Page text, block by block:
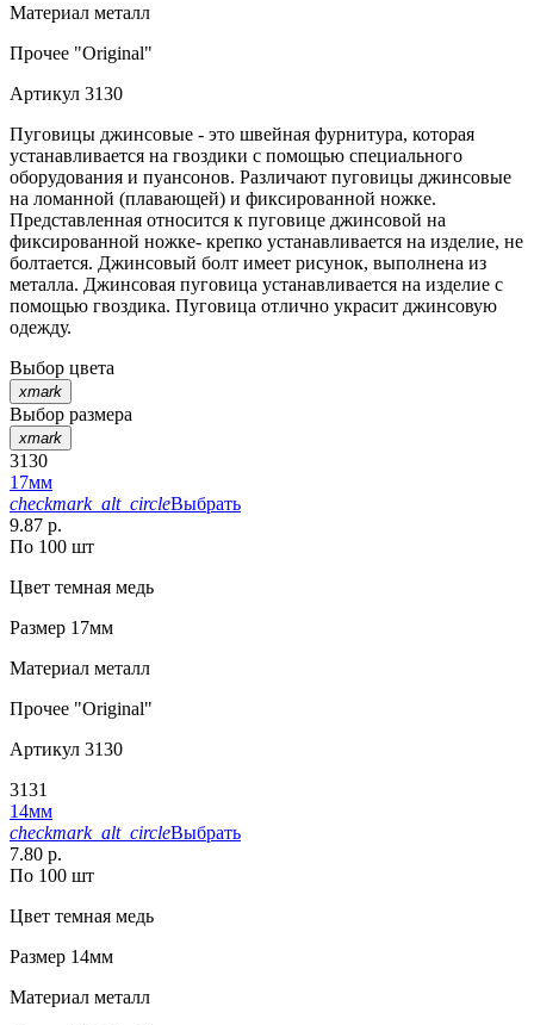
Материал металл
Прочее "Original"
Артикул 3130
Пуговицы джинсовые - это швейная фурнитура, которая
устанавливается на гвоздики с помощью специального
оборудования и пуансонов. Различают пуговицы джинсовые
на ломанной (плавающей) и фиксированной ножке.
Представленная относится к пуговице джинсовой на
фиксированной ножке- крепко устанавливается на изделие, не
болтается. Джинсовый болт имеет рисунок, выполнена из
металла. Джинсовая пуговица устанавливается на изделие с
помощью гвоздика. Пуговица отлично украсит джинсовую
одежду.
Выбор цвета
xmark
Выбор размера
xmark
3130
17мм
checkmark_alt_circleВыбрать
9.87 р.
По 100 шт
Цвет темная медь
Размер 17мм
Материал металл
Прочее "Original"
Артикул 3130
3131
14мм
checkmark_alt_circleВыбрать
7.80 р.
По 100 шт
Цвет темная медь
Размер 14мм
Материал металл